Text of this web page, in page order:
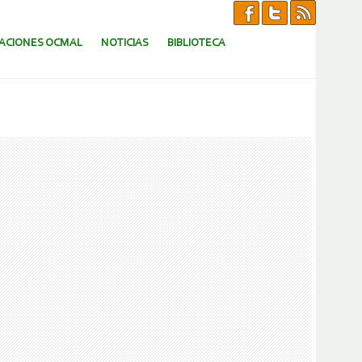
OCMAL NOTICIAS BIBLIOTECA